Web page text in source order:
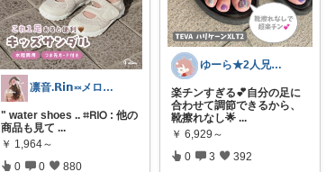
凛音.𝗥𝗶𝗻༝༝メロウな暮らし🧸
" water shoes .. ⌗𝖱𝖨𝖮 : 他の
商品も見て ...
￥ 1,964～
0 0 880
ゆーら★2人兄弟ママ🐻正直レビュー
楽チンすぎる💕自分の足に
合わせて調節できるから、
靴擦れなし🌟...
￥ 6,929～
0 3 392